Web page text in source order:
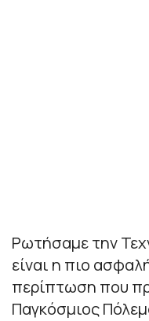
Ρωτήσαμε την
είναι η πιο
περίπτωση που
Παγκόσμιος